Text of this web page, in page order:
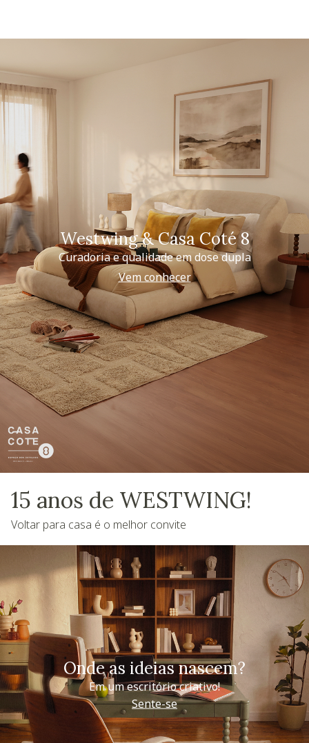
Westwing & Casa Coté 8
Curadoria e qualidade em dose dupla
Vem conhecer
15 anos de WESTWING!
Voltar para casa é o melhor convite
Onde as ideias nascem?
Em um escritório criativo!
Sente-se